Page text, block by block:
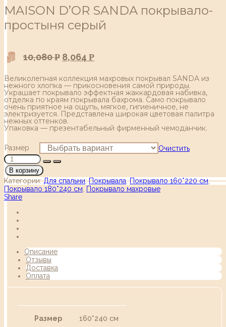
MAISON D’OR SANDA покрывало-
простыня серый
10,080Р 8,064 Р
Великолепная коллекция махровых покрывал SANDA из
нежного хлопка — прикосновения самой природы.
Украшает покрывало эффектная жаккардовая набивка,
отделка по краям покрывала бахрома. Само покрывало
очень приятное на ощупь, мягкое, гигиеничное, не
электризуется. Представлена широкая цветовая палитра
нежных оттенков.
Упаковка — презентабельный фирменный чемоданчик.
Размер Очистить
В корзину
Категории:Для спальни,Покрывала,Покрывало 160*220 см,
Покрывало 180*240 см
Покрывало махровые
Share
Описание
Отзывы
Доставка
Оплата
Размер 160*240 см